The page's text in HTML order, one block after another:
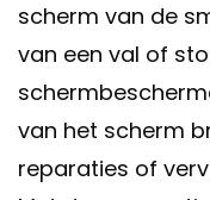
scherm van de
van een val of
van het scherm
reparaties of